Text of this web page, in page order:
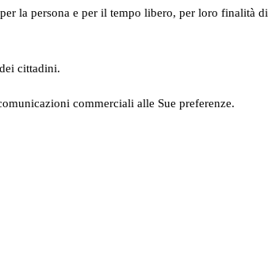
la persona e per il tempo libero, per loro finalità di
cittadini.
commerciali alle Sue preferenze.